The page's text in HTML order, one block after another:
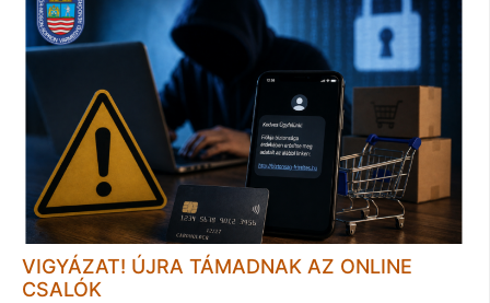
VIGYÁZAT! ÚJRA TÁMADNAK AZ ONLINE
CSALÓK